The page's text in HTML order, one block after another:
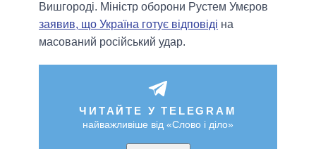
Вишгороді. Міністр оборони Рустем Умєров
заявив, що Україна готує відповіді на
масований російський удар.
ЧИТАЙТЕ У TELEGRAM
найважливіше від «Слово і діло»